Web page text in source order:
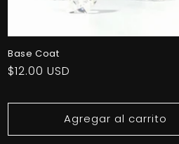
Base Coat
Precio
$12.00 USD
Agregar al carrito